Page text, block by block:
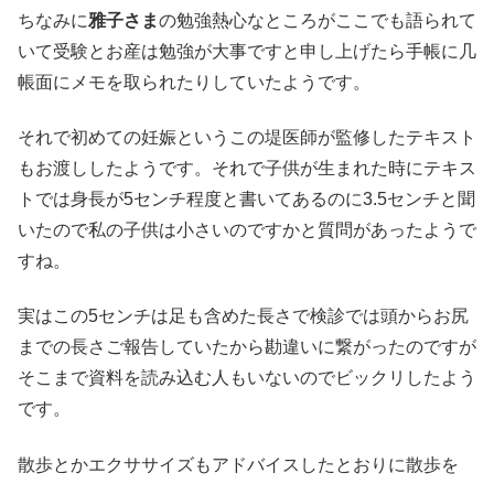
ちなみに雅子さまの勉強熱心なところがここでも語られて
いて受験とお産は勉強が大事ですと申し上げたら手帳に几
帳面にメモを取られたりしていたようです。
それで初めての妊娠というこの堤医師が監修したテキスト
もお渡ししたようです。それで子供が生まれた時にテキス
トでは身長が5センチ程度と書いてあるのに3.5センチと聞
いたので私の子供は小さいのですかと質問があったようで
すね。
実はこの5センチは足も含めた長さで検診では頭からお尻
までの長さご報告していたから勘違いに繋がったのですが
そこまで資料を読み込む人もいないのでビックリしたよう
です。
散歩とかエクササイズもアドバイスしたとおりに散歩を